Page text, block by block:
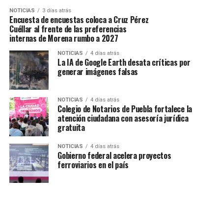
NOTICIAS 3 días atrás
Encuesta de encuestas coloca a Cruz Pérez
Cuéllar al frente de las preferencias
internas de Morena rumbo a 2027
NOTICIAS 4 días atrás
La IA de Google Earth desata críticas por
generar imágenes falsas
NOTICIAS 4 días atrás
Colegio de Notarios de Puebla fortalece la
atención ciudadana con asesoría jurídica
gratuita
NOTICIAS 4 días atrás
Gobierno federal acelera proyectos
ferroviarios en el país